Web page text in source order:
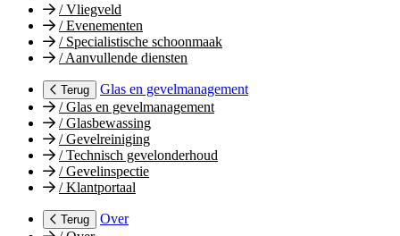
/Vliegveld
/Evenementen
/Specialistische schoonmaak
/Aanvullende diensten
Terug
Glas en gevelmanagement
/Glas en gevelmanagement
/Glasbewassing
/Gevelreiniging
/Technisch gevelonderhoud
/Gevelinspectie
/Klantportaal
Terug
Over